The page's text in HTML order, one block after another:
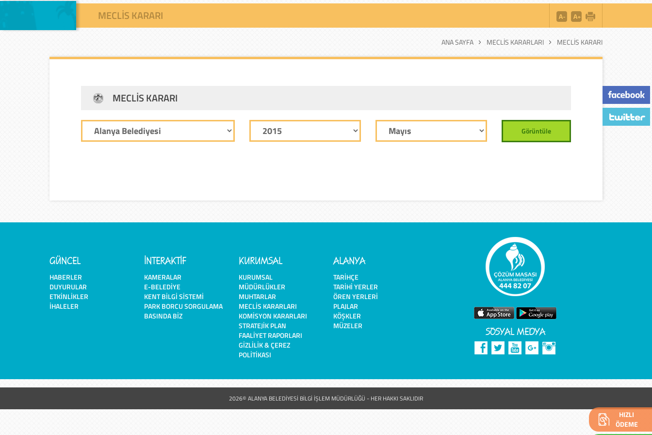
HIZLI
ÖDEME
MECLIS KARARI
ANA SAYFA MECLIS KARARLARI MECLIS KARARI
MECLIS KARARI
Görüntüle
GÜNCEL
HABERLER
DUYURULAR
ETKINLIKLER
İHALELER
İNTERAKTİF
KAMERALAR
E-BELEDIYE
KENT BILGI SISTEMI
PARK BORCU SORGULAMA
BASINDA BIZ
KURUMSAL
KURUMSAL
MÜDÜRLÜKLER
MUHTARLAR
MECLIS KARARLARI
KOMISYON KARARLARI
STRATEJIK PLAN
FAALIYET RAPORLARI
GIZLILIK & ÇEREZ
POLITIKASI
ALANYA
TARIHÇE
TARIHI YERLER
ÖREN YERLERI
PLAJLAR
KÖŞKLER
MÜZELER
SOSYAL MEDYA
2026© ALANYA BELEDİYESİ BİLGİ İŞLEM MÜDÜRLÜĞÜ - HER HAKKI SAKLIDIR